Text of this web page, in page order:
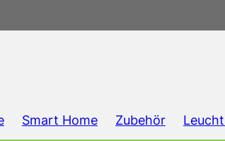
Smart Home Zubehör